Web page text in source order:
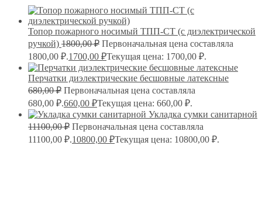
Топор пожарного носимый ТПП-СТ (с диэлектрической
ручкой) 1800,00₽ Первоначальная цена составляла
1800,00 ₽.1700,00 ₽Текущая цена: 1700,00 ₽.
Перчатки диэлектрические бесшовные латексные
680,00₽ Первоначальная цена составляла
680,00 ₽.660,00 ₽Текущая цена: 660,00 ₽.
Укладка сумки санитарной
11100,00₽ Первоначальная цена составляла
11100,00 ₽.10800,00 ₽Текущая цена: 10800,00 ₽.